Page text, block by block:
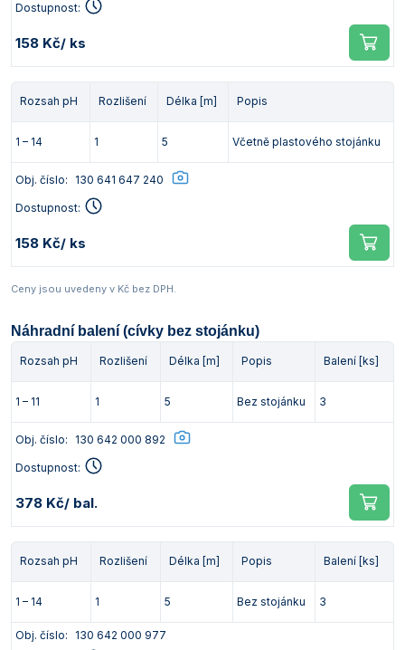
Dostupnost:
158 Kč/ ks
Rozsah pH Rozlišení Délka [m] Popis
1 – 14 1 5 Včetně plastového stojánku
Obj. číslo: 130 641 647 240
Dostupnost:
158 Kč/ ks
Ceny jsou uvedeny v Kč bez DPH.
Náhradní balení (cívky bez stojánku)
Rozsah pH Rozlišení Délka [m] Popis Balení [ks]
1 – 11 1 5 Bez stojánku 3
Obj. číslo: 130 642 000 892
Dostupnost:
378 Kč/ bal.
Rozsah pH Rozlišení Délka [m] Popis Balení [ks]
1 – 14 1 5 Bez stojánku 3
Obj. číslo:
130 642 000 977